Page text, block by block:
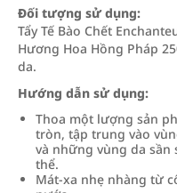
Đối tượng sử dụng:
Tẩy Tế Bào Chết
Hương Hoa Hồng Pháp
da.
Hướng dẫn sử dụng:
Thoa một lượng sản
tròn, tập trung vào
và những vùng da sần
thể.
Mát-xa nhẹ nhàng từ